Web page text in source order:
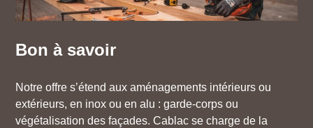
Bon à savoir
Notre offre s’étend aux aménagements intérieurs ou
extérieurs, en inox ou en alu : garde-corps ou
végétalisation des façades. Cablac se charge de la